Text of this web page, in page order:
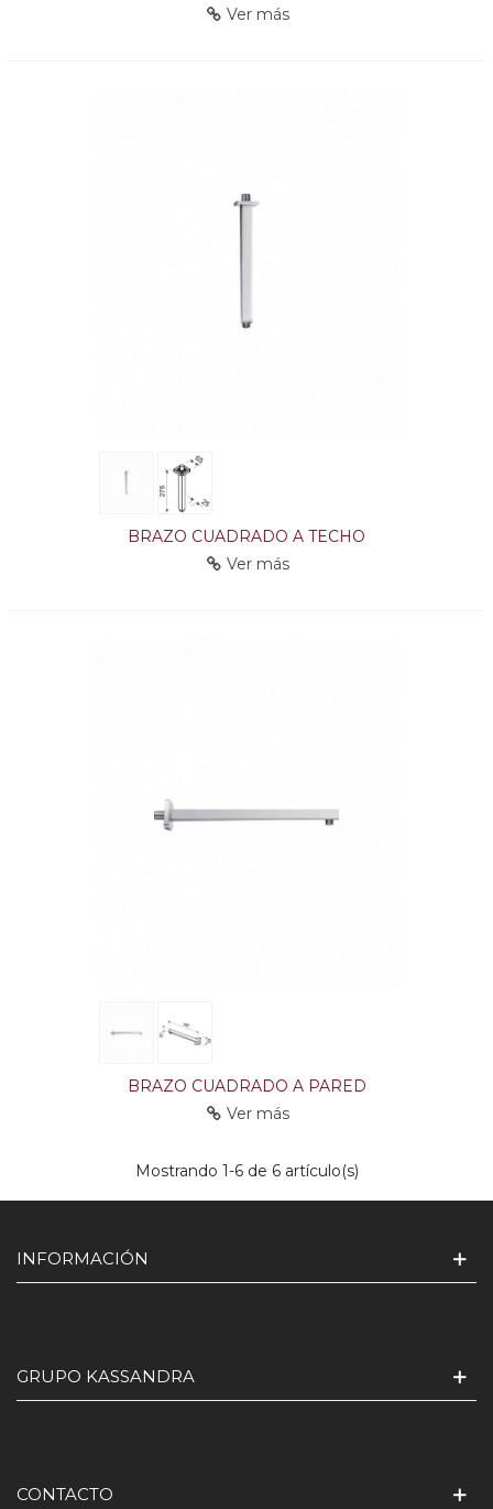
Ver más
BRAZO CUADRADO A TECHO
Ver más
BRAZO CUADRADO A PARED
Ver más
Mostrando 1-6 de 6 artículo(s)
INFORMACIÓN
GRUPO KASSANDRA
CONTACTO